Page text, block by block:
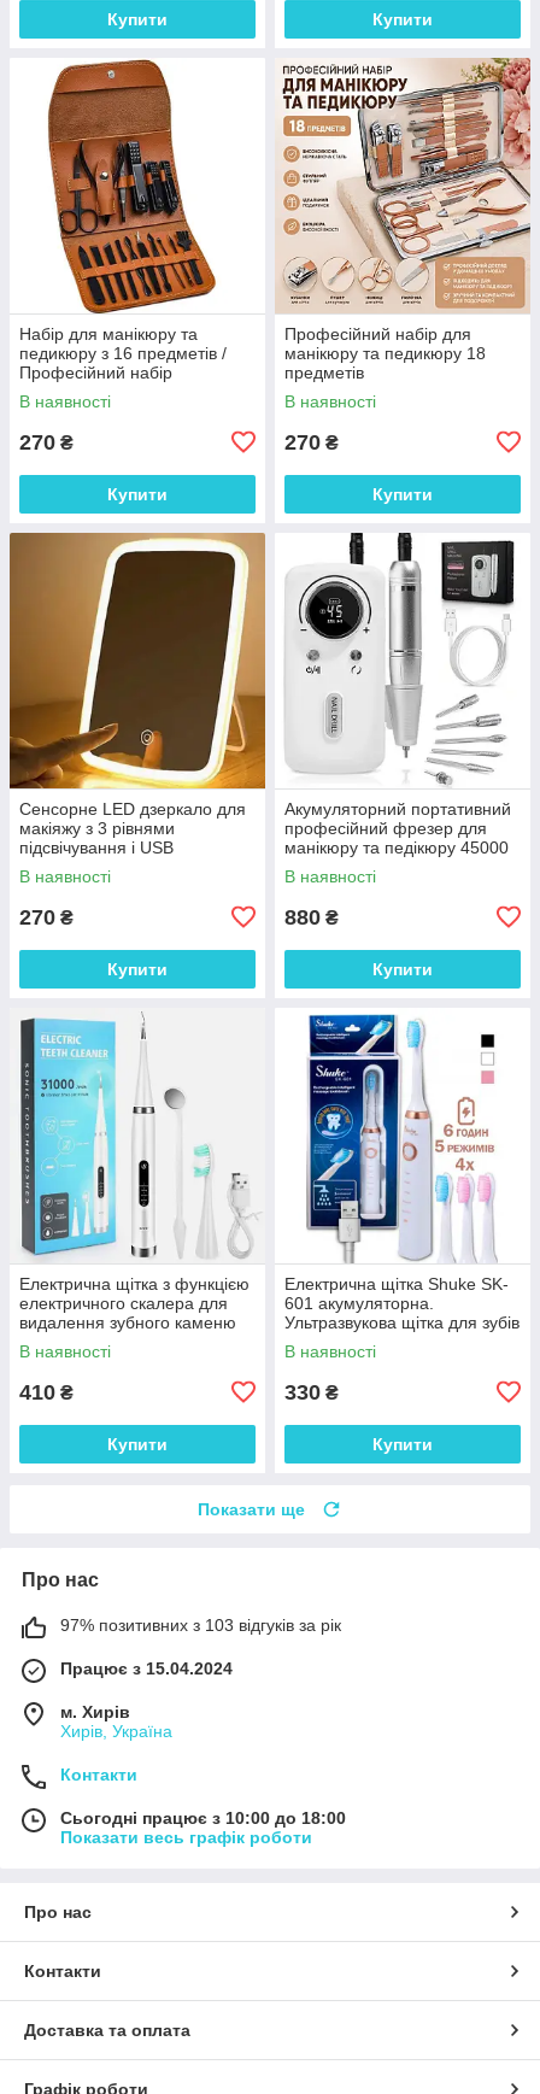
Купити Купити
Набір для манікюру та
педикюру з 16 предметів /
Професійний набір
інструментів 16 в 1 з
нержавіючої сталі у футлярі
В наявності
270 ₴
Купити
Професійний набір для
манікюру та педикюру 18
предметів
В наявності
270 ₴
Купити
Сенсорне LED дзеркало для
макіяжу з 3 рівнями
підсвічування і USB
зарядкою. Дзеркало для
макіяжу
В наявності
270 ₴
Купити
Акумуляторний портативний
професійний фрезер для
манікюру та педікюру 45000
об/хв 2600 мАч з насадками
В наявності
880 ₴
Купити
Електрична щітка з функцією
електричного скалера для
видалення зубного каменю
та відбілювання White
В наявності
410 ₴
Купити
Електрична щітка Shuke SK-
601 акумуляторна.
Ультразвукова щітка для зубів
+ 3 насадки White
В наявності
330 ₴
Купити
Показати ще
Про нас
97% позитивних з 103 відгуків за рік
Працює з 15.04.2024
м. Хирів
Хирів, Україна
Контакти
Сьогодні працює з 10:00 до 18:00
Показати весь графік роботи
Про нас
Контакти
Доставка та оплата
Графік роботи